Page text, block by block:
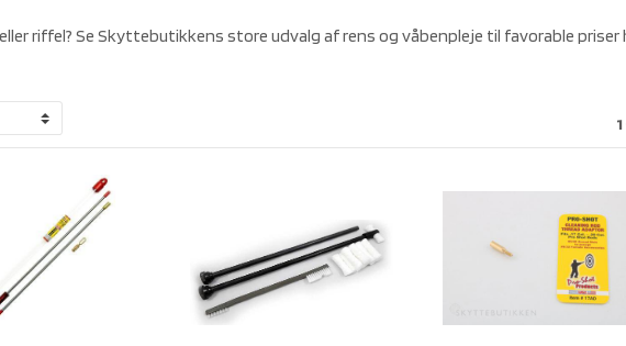
riffel? Se Skyttebutikkens store udvalg af rens og våbenpleje til favorable priser